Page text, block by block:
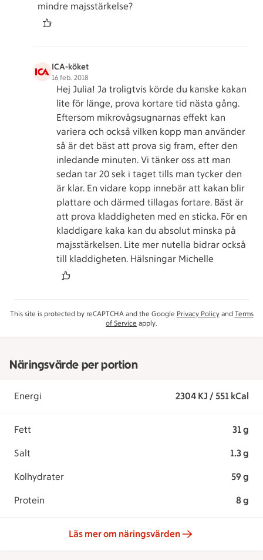
mindre majsstärkelse?
ICA-köket
16 feb. 2018
Hej Julia! Ja troligtvis körde du kanske kakan
lite för länge, prova kortare tid nästa gång.
Eftersom mikrovågsugnarnas effekt kan
variera och också vilken kopp man använder
så är det bäst att prova sig fram, efter den
inledande minuten. Vi tänker oss att man
sedan tar 20 sek i taget tills man tycker den
är klar. En vidare kopp innebär att kakan blir
plattare och därmed tillagas fortare. Bäst är
att prova kladdigheten med en sticka. För en
kladdigare kaka kan du absolut minska på
majsstärkelsen. Lite mer nutella bidrar också
till kladdigheten. Hälsningar Michelle
This site is protected by reCAPTCHA and the Google Privacy Policyand Terms
of Service apply.
Näringsvärde per portion
Energi 2304 KJ / 551 kCal
Fett 31 g
Salt 1.3 g
Kolhydrater 59 g
Protein 8 g
Läs mer om näringsvärden